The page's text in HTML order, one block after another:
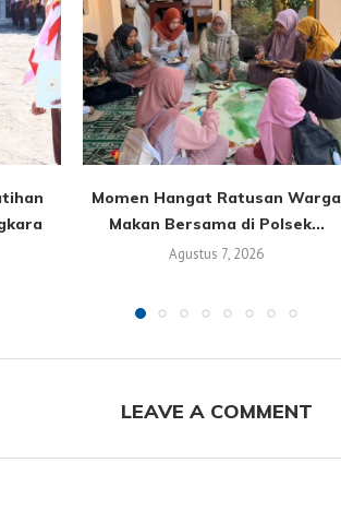
Momen Hangat Ratusan Warga
Makan Bersama di Polsek...
Agustus 7, 2026
LEAVE A COMMENT